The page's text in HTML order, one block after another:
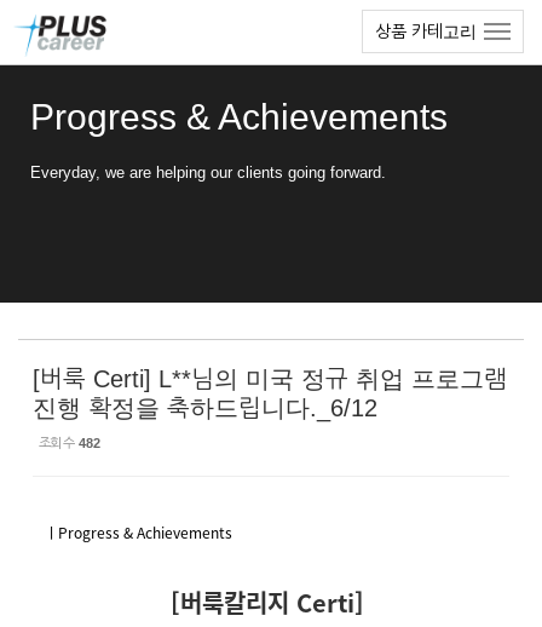
상품 카테고리
Progress & Achievements
Everyday, we are helping our clients going forward.
[버룩 Certi] L**님의 미국 정규 취업 프로그램
진행 확정을 축하드립니다._6/12
조회 수 482
ㅣProgress & Achievements
[버룩칼리지 Certi]